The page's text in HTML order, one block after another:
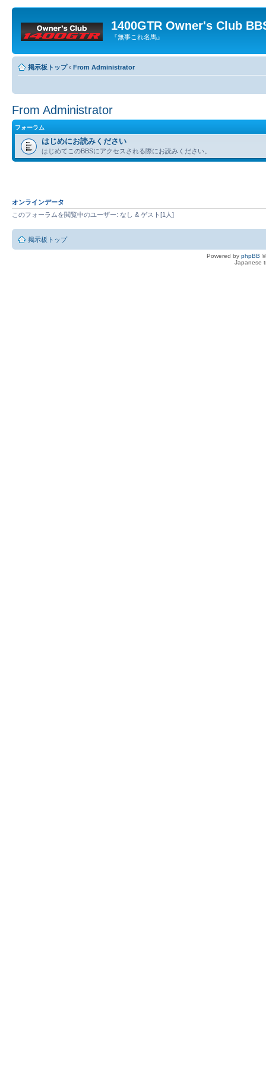
1400GTR Owner's Club
『無事これ名馬』
掲示板トップ ‹ From Administrator
From Administrator
フォーラム
はじめにお読みください
はじめてこのBBSにアクセスされる際にお読みください。
オンラインデータ
このフォーラムを閲覧中のユーザー: なし & ゲスト[1人]
掲示板トップ
Powered by phpBB
Japanese